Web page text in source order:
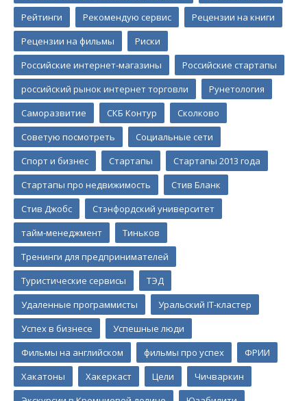
Рейтинги
Рекомендую сервис
Рецензии на книги
Рецензии на фильмы
Риски
Российские интернет-магазины
Российские стартапы
российский рынок интернет торговли
Рунетология
Саморазвитие
СКБ Контур
Сколково
Советую посмотреть
Социальные сети
Спорт и бизнес
Стартапы
Стартапы 2013 года
Стартапы про недвижимость
Стив Бланк
Стив Джобс
Стэнфордский университет
тайм-менеджмент
Тиньков
Тренинги для предпринимателей
Туристические сервисы
ТЭД
Удаленные программисты
Уральский IT-кластер
Успех в бизнесе
Успешные люди
Фильмы на английском
фильмы про успех
ФРИИ
Хакатоны
Хакеркаст Цели
Чичваркин